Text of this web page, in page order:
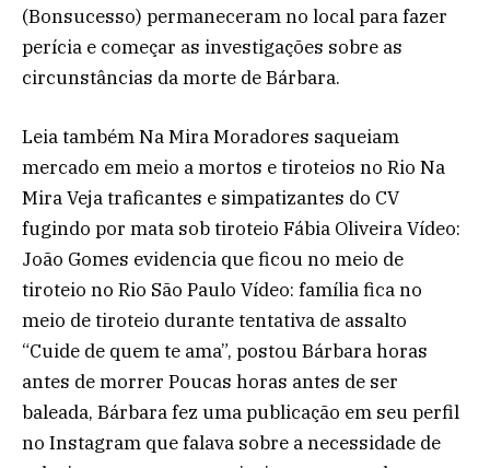
(Bonsucesso) permaneceram no local para fazer
perícia e começar as investigações sobre as
circunstâncias da morte de Bárbara.
Leia também Na Mira Moradores saqueiam
mercado em meio a mortos e tiroteios no Rio Na
Mira Veja traficantes e simpatizantes do CV
fugindo por mata sob tiroteio Fábia Oliveira Vídeo:
João Gomes evidencia que ficou no meio de
tiroteio no Rio São Paulo Vídeo: família fica no
meio de tiroteio durante tentativa de assalto
“Cuide de quem te ama”, postou Bárbara horas
antes de morrer Poucas horas antes de ser
baleada, Bárbara fez uma publicação em seu perfil
no Instagram que falava sobre a necessidade de